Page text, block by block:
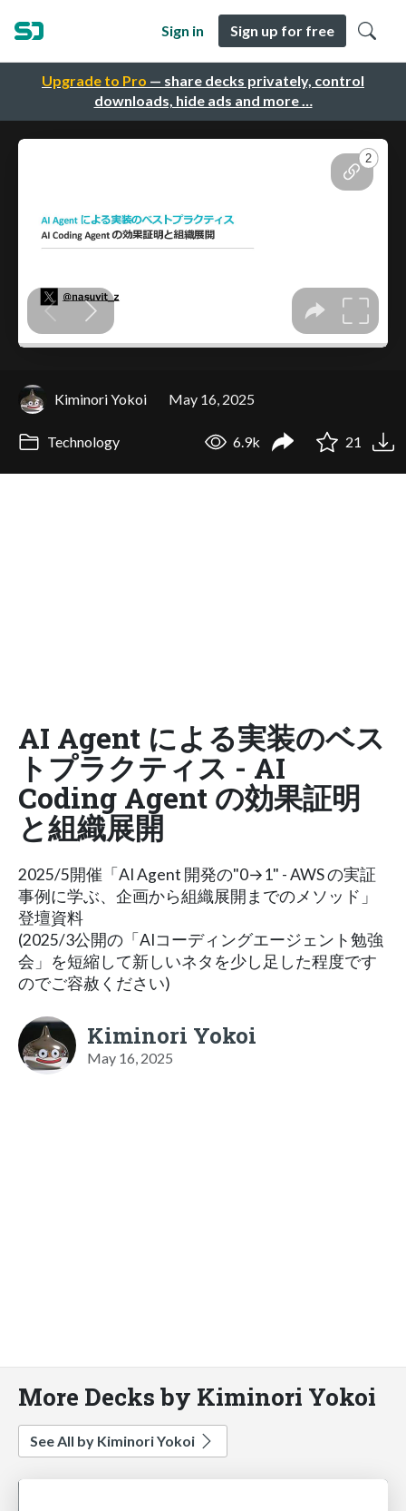
Upgrade to Pro — share decks privately, control
downloads, hide ads and more …
Sign in Sign up for free
Kiminori Yokoi May 16, 2025
Technology 6.9k 21
AI Agent による実装のベス
トプラクティス - AI
Coding Agent の効果証明
と組織展開
2025/5開催「AI Agent 開発の"0→1" - AWS の実証
事例に学ぶ、企画から組織展開までのメソッド」
登壇資料
(2025/3公開の「AIコーディングエージェント勉強
会」を短縮して新しいネタを少し足した程度です
のでご容赦ください)
Kiminori Yokoi
May 16, 2025
More Decks by Kiminori Yokoi
See All by Kiminori Yokoi